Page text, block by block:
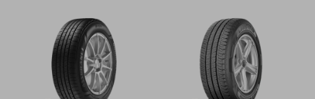
Lubricantes
Aditivos